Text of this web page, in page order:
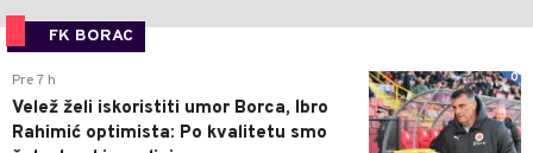
FK BORAC
0
Pre 7 h
Velež želi iskoristiti umor Borca, Ibro
Rahimić optimista: Po kvalitetu smo